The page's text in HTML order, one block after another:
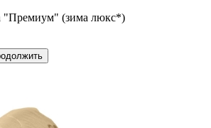
"Премиум" (зима люкс*)